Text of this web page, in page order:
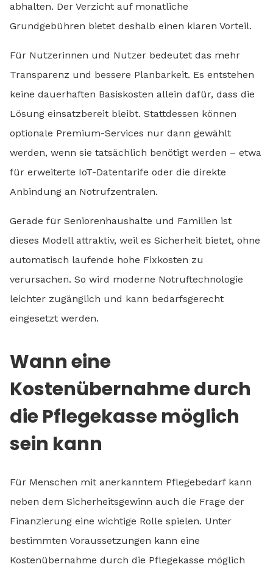
abhalten. Der Verzicht auf monatliche
Grundgebühren bietet deshalb einen klaren Vorteil.
Für Nutzerinnen und Nutzer bedeutet das mehr
Transparenz und bessere Planbarkeit. Es entstehen
keine dauerhaften Basiskosten allein dafür, dass die
Lösung einsatzbereit bleibt. Stattdessen können
optionale Premium-Services nur dann gewählt
werden, wenn sie tatsächlich benötigt werden – etwa
für erweiterte IoT-Datentarife oder die direkte
Anbindung an Notrufzentralen.
Gerade für Seniorenhaushalte und Familien ist
dieses Modell attraktiv, weil es Sicherheit bietet, ohne
automatisch laufende hohe Fixkosten zu
verursachen. So wird moderne Notruftechnologie
leichter zugänglich und kann bedarfsgerecht
eingesetzt werden.
Wann eine
Kostenübernahme durch
die Pflegekasse möglich
sein kann
Für Menschen mit anerkanntem Pflegebedarf kann
neben dem Sicherheitsgewinn auch die Frage der
Finanzierung eine wichtige Rolle spielen. Unter
bestimmten Voraussetzungen kann eine
Kostenübernahme durch die Pflegekasse möglich